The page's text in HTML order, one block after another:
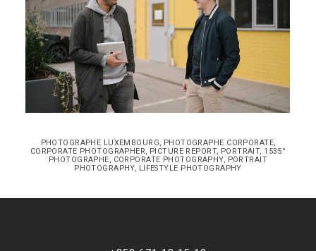
PHOTOGRAPHE LUXEMBOURG, PHOTOGRAPHE CORPORATE,
CORPORATE PHOTOGRAPHER, PICTURE REPORT, PORTRAIT, 1535°
PHOTOGRAPHE, CORPORATE PHOTOGRAPHY, PORTRAIT
PHOTOGRAPHY, LIFESTYLE PHOTOGRAPHY